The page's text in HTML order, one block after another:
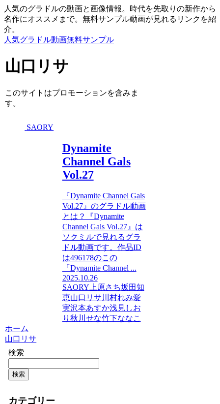
人気のグラドルの動画と画像情報。時代を先取りの新作から
名作にオススメまで。無料サンプル動画が見れるリンクを紹
介。
人気グラドル動画無料サンプル
山口リサ
このサイトはプロモーションを含みま
す。
SAORY
Dynamite
Channel Gals
Vol.27
『Dynamite Channel Gals
Vol.27』のグラドル動画
とは？『Dynamite
Channel Gals Vol.27』は
ソクミルで見れるグラ
ドル動画です。作品ID
は496178のこの
『Dynamite Channel ...
2025.10.26
SAORY上原さち坂田知
恵山口リサ川村れみ愛
実沢本あすか浅見しお
り 秋川せな竹下ななこ
ホーム
山口リサ
検索
検索
カテゴリー